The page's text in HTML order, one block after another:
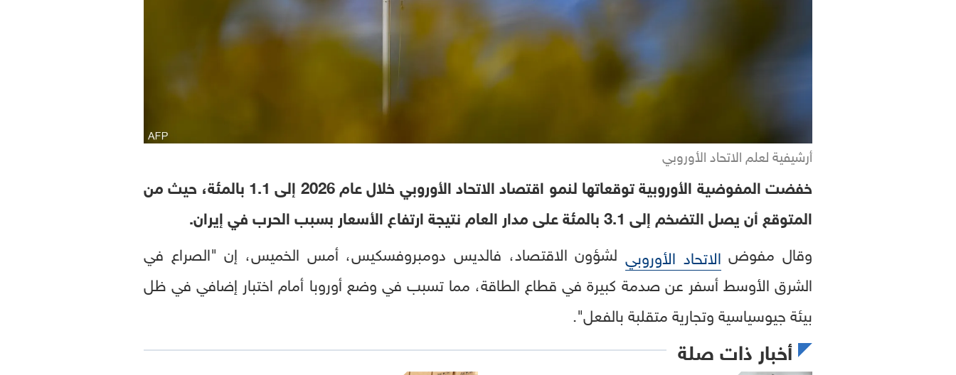
أرشيفية لعلم الاتحاد الأوروبي
خفضت المفوضية الأوروبية توقعاتها لنمو اقتصاد الاتحاد الأوروبي خلال عام 2026 إلى 1.1 بالمئة، حيث من
المتوقع أن يصل التضخم إلى 3.1 بالمئة على مدار العام نتيجة ارتفاع الأسعار بسبب الحرب في إيران.
وقال مفوض الاتحاد الأوروبي لشؤون الاقتصاد، فالديس دومبروفسكيس، أمس الخميس، إن "الصراع في
الشرق الأوسط أسفر عن صدمة كبيرة في قطاع الطاقة، مما تسبب في وضع أوروبا أمام اختبار إضافي في ظل
بيئة جيوسياسية وتجارية متقلبة بالفعل".
أخبار ذات صلة